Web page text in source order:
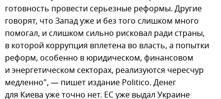
готовность провести серьезные реформы. Другие
говорят, что Запад уже и без того слишком много
помогал, и слишком сильно рисковал ради страны,
в которой коррупция вплетена во власть, а попытки
реформ, особенно в юридическом, финансовом
и энергетическом секторах, реализуются чересчур
медленно", — пишет издание Politico. Денег
для Киева уже точно нет. ЕС уже выдал Украине